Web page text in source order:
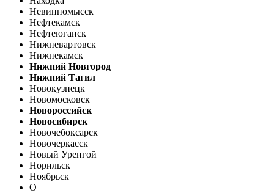
Невинномысск
Нефтекамск
Нефтеюганск
Нижневартовск
Нижнекамск
Нижний Новгород
Нижний Тагил
Новокузнецк
Новомосковск
Новороссийск
Новосибирск
Новочебоксарск
Новочеркасск
Новый Уренгой
Норильск
Ноябрьск
О